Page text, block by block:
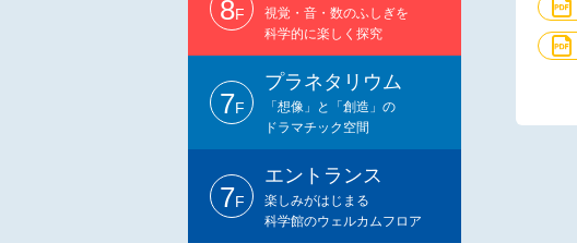
8F
視覚・音・数のふしぎを
科学的に楽しく探究
7F
プラネタリウム
「想像」と「創造」の
ドラマチック空間
7F
エントランス
楽しみがはじまる
科学館のウェルカムフロア